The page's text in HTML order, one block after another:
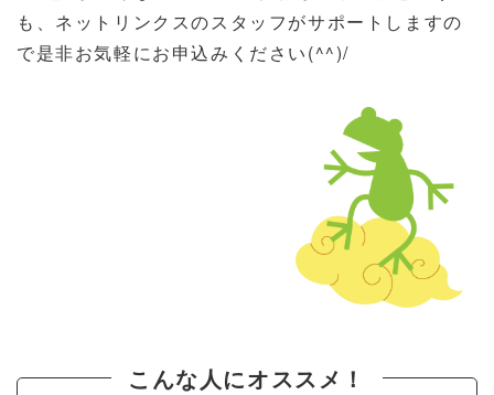
も、ネットリンクスのスタッフがサポートしますの
で是非お気軽にお申込みください(^^)/
こんな人にオススメ！